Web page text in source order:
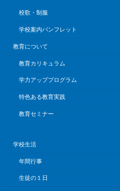
校歌・制服
学校案内パンフレット
教育について
教育カリキュラム
学力アッププログラム
特色ある教育実践
教育セミナー
学校生活
年間行事
生徒の１日